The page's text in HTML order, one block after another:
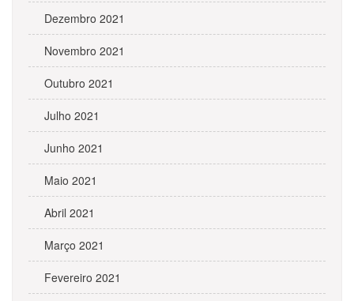
Dezembro 2021
Novembro 2021
Outubro 2021
Julho 2021
Junho 2021
Maio 2021
Abril 2021
Março 2021
Fevereiro 2021